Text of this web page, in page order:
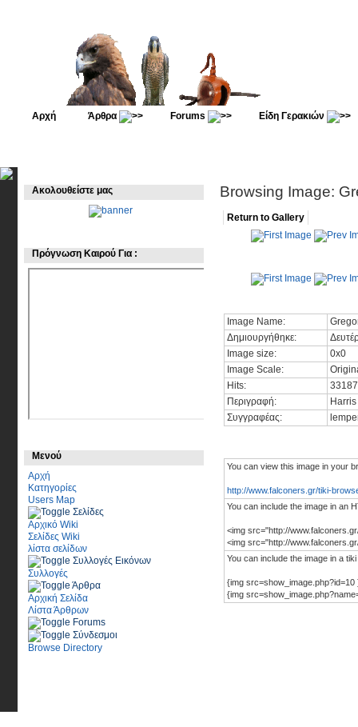
Αρχή Άρθρα Forums Είδη Γερακιών
Ακολουθείστε μας
Πρόγνωση Καιρού Για :
Μενού
Αρχή
Κατηγορίες
Users Map
Σελίδες
Αρχικό Wiki
Σελίδες Wiki
λίστα σελίδων
Συλλογές Εικόνων
Συλλογές
Άρθρα
Αρχική Σελίδα
Λίστα Άρθρων
Forums
Σύνδεσμοι
Browse Directory
Browsing Image:
Return to Gallery
Image Name:
Δημιουργήθηκε:
Image size:
0x0
Image Scale:
Hits:
33187
Περιγραφή:
Συγγραφέας:
You can view this image in your
http://www.falconers.gr/tiki-
You can include the image in an
<img src="http://
<img src="http://
You can include the image in a
{img src=show_image.php?id=10
{img